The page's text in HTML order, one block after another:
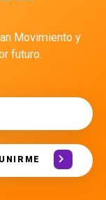
Movimiento y
futuro.
UNIRME